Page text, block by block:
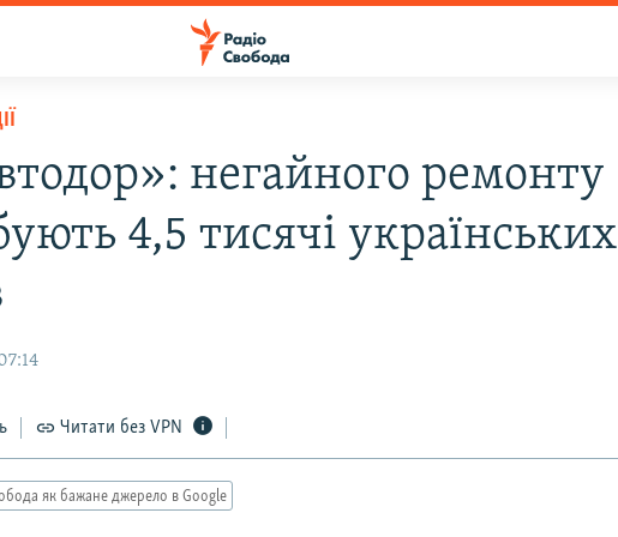
негайного ремонту
4,5 тисячі українських
Читати без VPN
як бажане джерело в Google